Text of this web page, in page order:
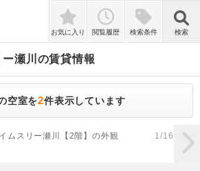
検索
お気に入り 閲覧履歴 検索条件 検索
瀬川 の賃貸情報
空室を2件表示しています
zoom_in
ムスリー瀬川【2階】の外観 1/16